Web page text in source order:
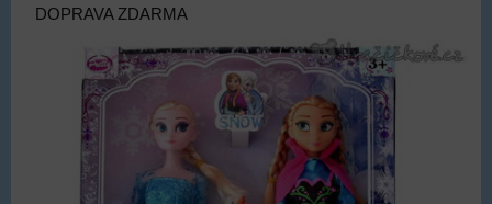
DOPRAVA ZDARMA